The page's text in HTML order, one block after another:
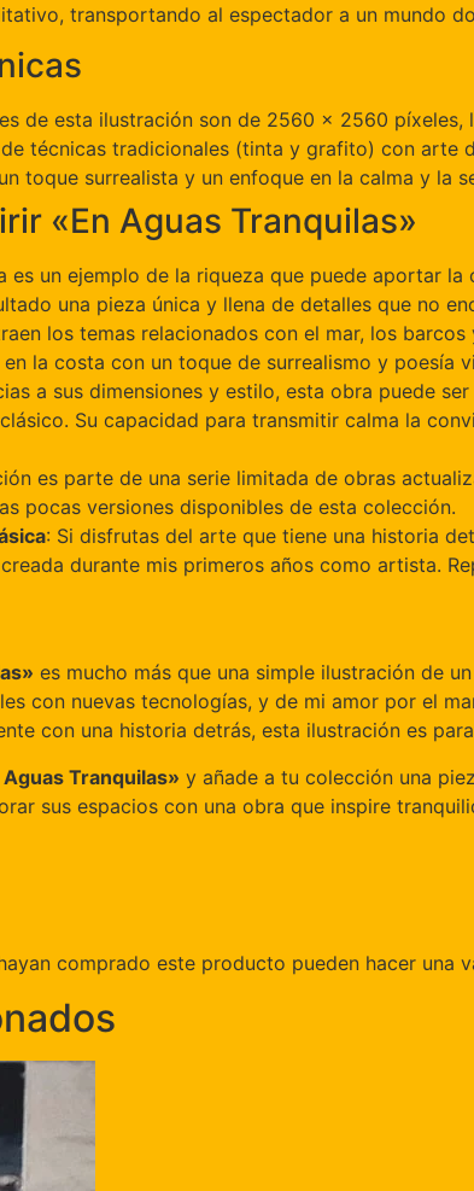
transportando al espectador a un mundo
de esta ilustración son de 2560 x 2560
técnicas tradicionales (tinta y grafito) con
toque surrealista y un enfoque en la calma y la
«En Aguas Tranquilas»
es un ejemplo de la riqueza que puede aportar
una pieza única y llena de detalles que no
los temas relacionados con el mar, los
la costa con un toque de surrealismo y poesía
a sus dimensiones y estilo, esta obra puede
Su capacidad para transmitir calma la
es parte de una serie limitada de obras
pocas versiones disponibles de esta colección.
: Si disfrutas del arte que tiene una historia
durante mis primeros años como artista.
es mucho más que una simple ilustración de
con nuevas tecnologías, y de mi amor por el
con una historia detrás, esta ilustración es
Tranquilas» y añade a tu colección una
sus espacios con una obra que inspire
comprado este producto pueden hacer una